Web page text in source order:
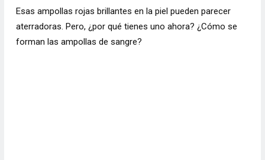
Esas ampollas rojas brillantes en la piel pueden parecer
aterradoras. Pero, ¿por qué tienes uno ahora? ¿Cómo se
forman las ampollas de sangre?